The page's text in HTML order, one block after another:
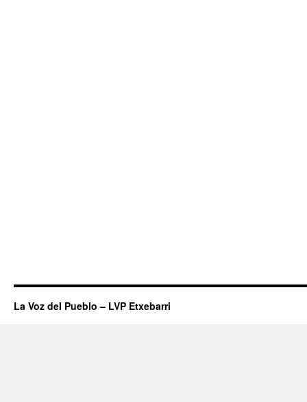
La Voz del Pueblo – LVP Etxebarri